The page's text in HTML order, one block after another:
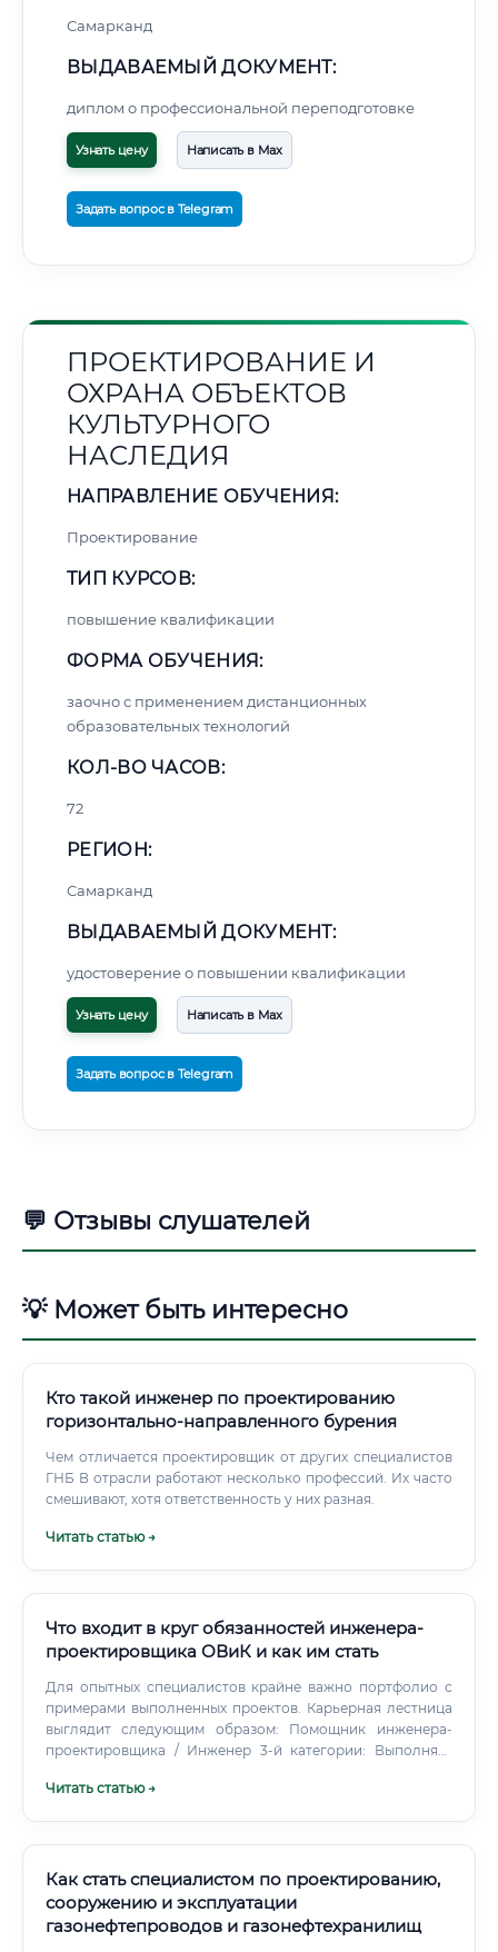
Самарканд
ВЫДАВАЕМЫЙ ДОКУМЕНТ:
диплом о профессиональной переподготовке
Узнать цену Написать в Max
Задать вопрос в Telegram
ПРОЕКТИРОВАНИЕ И
ОХРАНА ОБЪЕКТОВ
КУЛЬТУРНОГО
НАСЛЕДИЯ
НАПРАВЛЕНИЕ ОБУЧЕНИЯ:
Проектирование
ТИП КУРСОВ:
повышение квалификации
ФОРМА ОБУЧЕНИЯ:
заочно с применением дистанционных
образовательных технологий
КОЛ-ВО ЧАСОВ:
72
РЕГИОН:
Самарканд
ВЫДАВАЕМЫЙ ДОКУМЕНТ:
удостоверение о повышении квалификации
Узнать цену Написать в Max
Задать вопрос в Telegram
💬 Отзывы слушателей
💡 Может быть интересно
Кто такой инженер по проектированию
горизонтально-направленного бурения
Чем отличается проектировщик от других специалистов
ГНБ В отрасли работают несколько профессий. Их часто
смешивают, хотя ответственность у них разная.
Читать статью →
Что входит в круг обязанностей инженера-
проектировщика ОВиК и как им стать
Для опытных специалистов крайне важно портфолио с
примерами выполненных проектов. Карьерная лестница
выглядит следующим образом: Помощник инженера-
проектировщика / Инженер 3-й категории: Выполняет
Инженер-проектировщик 2-й категории: Самостоятельно
Читать статью →
Как стать специалистом по проектированию,
сооружению и эксплуатации
газонефтепроводов и газонефтехранилищ